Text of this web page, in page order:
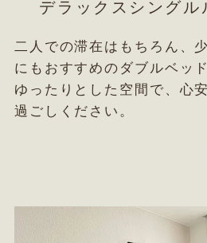
デラックスシングル
二人での滞在はもちろん、
にもおすすめのダブルベッ
ゆったりとした空間で、心
過ごしください。